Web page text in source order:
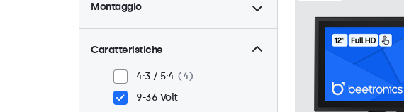
Montaggio
Scrivania
15
Parete
Incasso
13
Montaggio rack (19 Pollici)
Caratteristiche
4:3 / 5:4
4
9-36 Volt